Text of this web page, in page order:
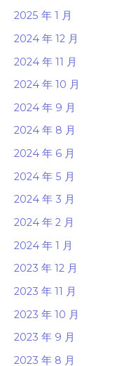
2025 年 1 月
2024 年 12 月
2024 年 11 月
2024 年 10 月
2024 年 9 月
2024 年 8 月
2024 年 6 月
2024 年 5 月
2024 年 3 月
2024 年 2 月
2024 年 1 月
2023 年 12 月
2023 年 11 月
2023 年 10 月
2023 年 9 月
2023 年 8 月